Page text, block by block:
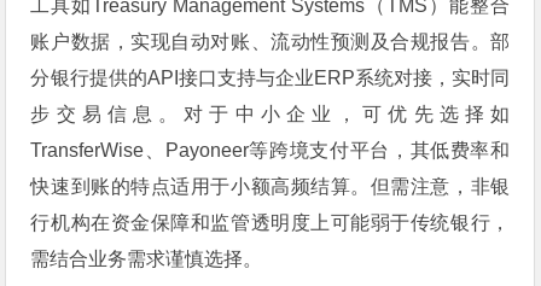
工具如Treasury Management Systems（TMS）能整合
账户数据，实现自动对账、流动性预测及合规报告。部
分银行提供的API接口支持与企业ERP系统对接，实时同
步交易信息。对于中小企业，可优先选择如
TransferWise、Payoneer等跨境支付平台，其低费率和
快速到账的特点适用于小额高频结算。但需注意，非银
行机构在资金保障和监管透明度上可能弱于传统银行，
需结合业务需求谨慎选择。